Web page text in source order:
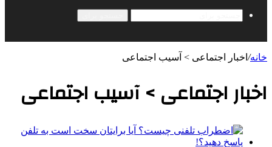
خانه/ اخبار اجتماعی > آسیب اجتماعی
اخبار اجتماعی > آسیب اجتماعی